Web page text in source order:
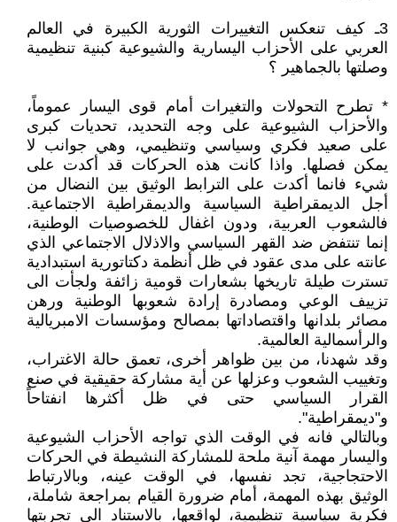
3ـ كيف تنعكس التغييرات الثورية الكبيرة في العالم
العربي على الأحزاب اليسارية والشيوعية كبنية تنظيمية
وصلتها بالجماهير ؟
* تطرح التحولات والتغيرات أمام قوى اليسار عموماً،
والأحزاب الشيوعية على وجه التحديد، تحديات كبرى
على صعيد فكري وسياسي وتنظيمي، وهي جوانب لا
يمكن فصلها. واذا كانت هذه الحركات قد أكدت على
شيء فانما أكدت على الترابط الوثيق بين النضال من
أجل الديمقراطية السياسية والديمقراطية الاجتماعية.
فالشعوب العربية، ودون اغفال للخصوصيات الوطنية،
إنما تنتفض ضد القهر السياسي والاذلال الاجتماعي الذي
عانته على مدى عقود في ظل أنظمة دكتاتورية استبدادية
تسترت طيلة تاريخها بشعارات قومية زائفة ولجأت الى
تزييف الوعي ومصادرة إرادة شعوبها الوطنية ورهن
مصائر بلدانها واقتصاداتها بمصالح ومؤسسات الامبريالية
والرأسمالية العالمية.
وقد شهدنا، من بين ظواهر أخرى، تعمق حالة الاغتراب،
وتغييب الشعوب وعزلها عن أية مشاركة حقيقية في صنع
القرار السياسي حتى في ظل أكثرها انفتاحاً
و"ديمقراطية".
وبالتالي فانه في الوقت الذي تواجه الأحزاب الشيوعية
واليسار مهمة آنية ملحة للمشاركة النشيطة في الحركات
الاحتجاجية، تجد نفسها، في الوقت عينه، وبالارتباط
الوثيق بهذه المهمة، أمام ضرورة القيام بمراجعة شاملة،
فكرية سياسية تنظيمية، لواقعها، بالاستناد الى تجربتها